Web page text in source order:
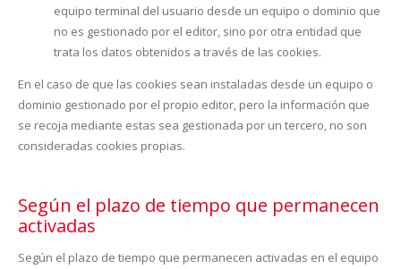
equipo terminal del usuario desde un equipo o dominio que
no es gestionado por el editor, sino por otra entidad que
trata los datos obtenidos a través de las cookies.
En el caso de que las cookies sean instaladas desde un equipo o
dominio gestionado por el propio editor, pero la información que
se recoja mediante estas sea gestionada por un tercero, no son
consideradas cookies propias.
Según el plazo de tiempo que permanecen
activadas
Según el plazo de tiempo que permanecen activadas en el equipo